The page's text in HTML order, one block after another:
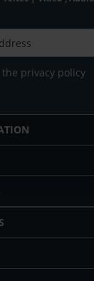
privacy policy